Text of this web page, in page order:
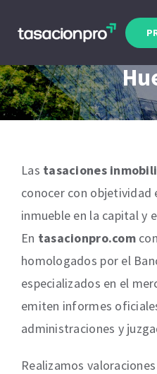
Tipo de
Las tasaciones
conocer con objetividad
inmueble en la capital y
En tasacionpro.com
homologados por el
especializados en el
emiten informes
administraciones y
Realizamos